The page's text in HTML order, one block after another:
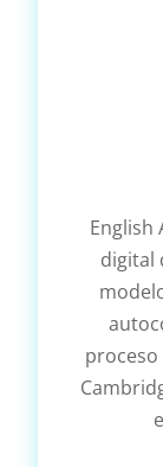
English
digital